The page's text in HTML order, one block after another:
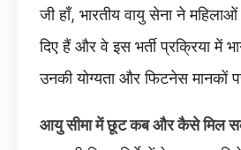
जी हाँ, भारतीय वायु सेना ने
दिए हैं और वे इस भर्ती प्रक्रिया में
उनकी योग्यता और फिटनेस मानकों
आयु सीमा में छूट कब और कैसे मिल